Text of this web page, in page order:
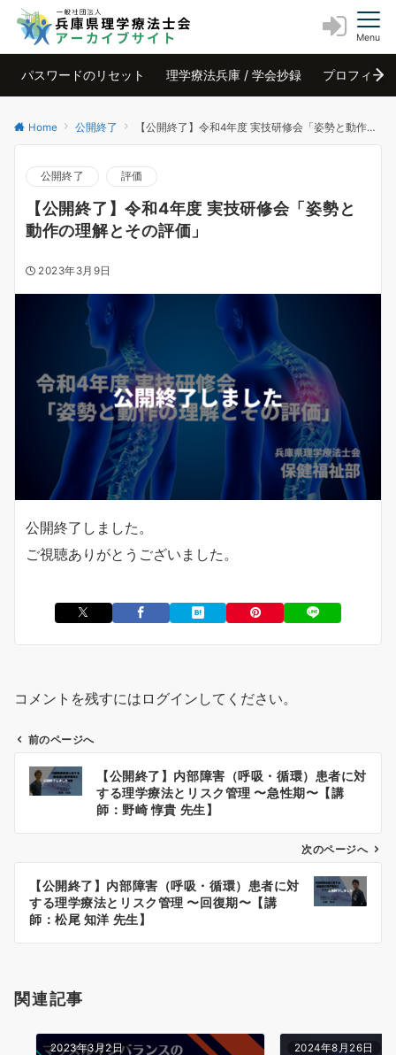
Menu
パスワードのリセット 理学療法兵庫 / 学会抄録 プロフィール
Home 公開終了 【公開終了】令和4年度 実技研修会「姿勢と動作の理解とその評価」
公開終了 評価
【公開終了】令和4年度 実技研修会「姿勢と
動作の理解とその評価」
2023年3月9日
公開終了しました。
ご視聴ありがとうございました。
コメントを残すにはログインしてください。
ン
前のページへ
【公開終了】内部障害（呼吸・循環）患者に対
する理学療法とリスク管理 〜急性期〜【講
師：野崎 惇貴 先生】
次のページへ
【公開終了】内部障害（呼吸・循環）患者に対
する理学療法とリスク管理 〜回復期〜【講
師：松尾 知洋 先生】
関連記事
2023年3月2日 2024年8月26日